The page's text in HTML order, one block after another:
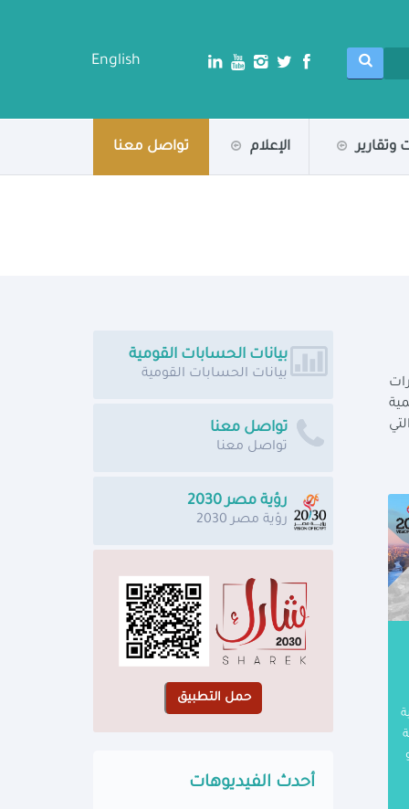
English
وتقارير الإعلام تواصل معنا
تفعيل الخطى نحو تحقيق أهداف رؤية مصـر 2030، والتي
بيانات الحسابات القومية
بيانات الحسابات القومية
تواصل معنا
تواصل معنا
رؤية مصر 2030
رؤية مصر 2030
أحدث الفيديوهات